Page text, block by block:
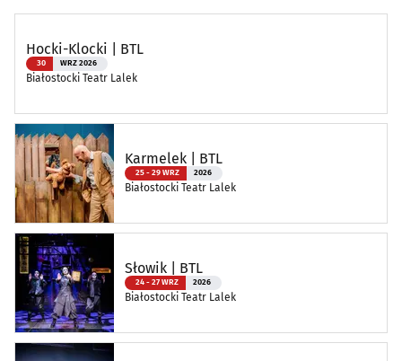
Hocki-Klocki | BTL
30 WRZ 2026
Białostocki Teatr Lalek
Karmelek | BTL
25 - 29 WRZ 2026
Białostocki Teatr Lalek
Słowik | BTL
24 - 27 WRZ 2026
Białostocki Teatr Lalek